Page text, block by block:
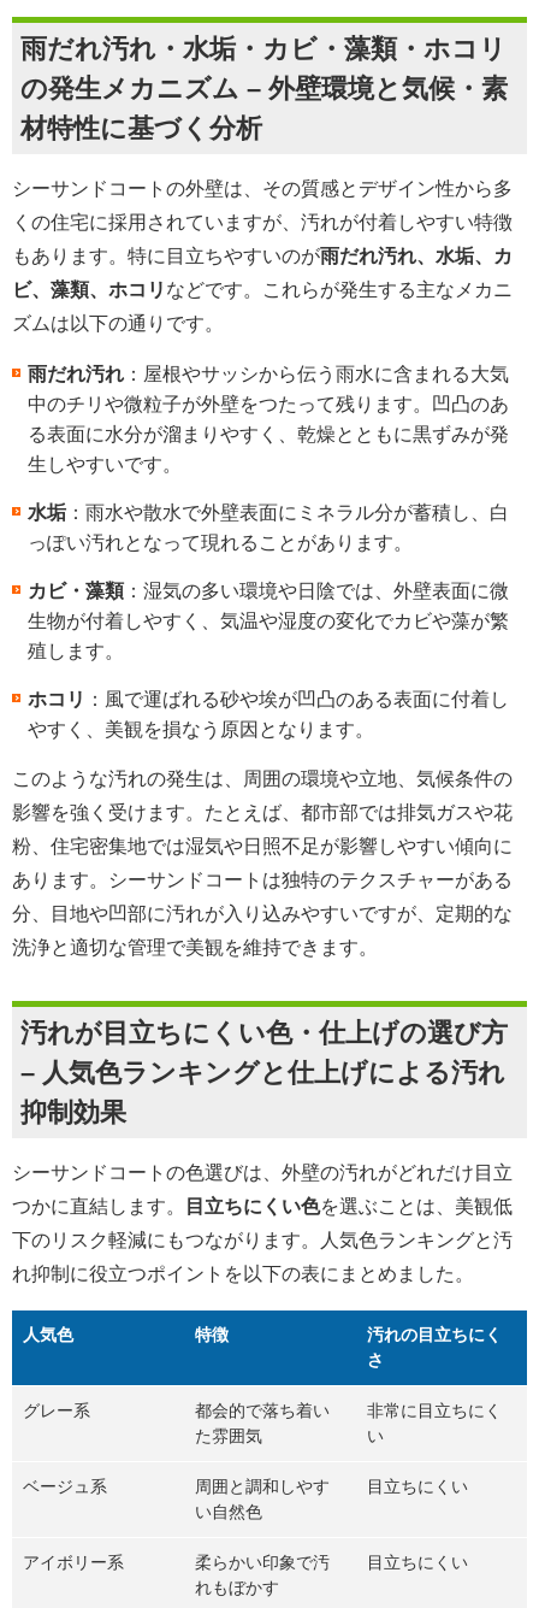
雨だれ汚れ・水垢・カビ・藻類・ホコリ
の発生メカニズム – 外壁環境と気候・素
材特性に基づく分析
シーサンドコートの外壁は、その質感とデザイン性から多
くの住宅に採用されていますが、汚れが付着しやすい特徴
もあります。特に目立ちやすいのが雨だれ汚れ、水垢、カ
ビ、藻類、ホコリ などです。これらが発生する主なメカニ
ズムは以下の通りです。
雨だれ汚れ ：屋根やサッシから伝う雨水に含まれる大気
中のチリや微粒子が外壁をつたって残ります。凹凸のあ
る表面に水分が溜まりやすく、乾燥とともに黒ずみが発
生しやすいです。
水垢 ：雨水や散水で外壁表面にミネラル分が蓄積し、白
っぽい汚れとなって現れることがあります。
カビ・藻類：湿気の多い環境や日陰では、外壁表面に微
生物が付着しやすく、気温や湿度の変化でカビや藻が繁
殖します。
ホコリ ：風で運ばれる砂や埃が凹凸のある表面に付着し
やすく、美観を損なう原因となります。
このような汚れの発生は、周囲の環境や立地、気候条件の
影響を強く受けます。たとえば、都市部では排気ガスや花
粉、住宅密集地では湿気や日照不足が影響しやすい傾向に
あります。シーサンドコートは独特のテクスチャーがある
分、目地や凹部に汚れが入り込みやすいですが、定期的な
洗浄と適切な管理で美観を維持できます。
汚れが目立ちにくい色・仕上げの選び方
– 人気色ランキングと仕上げによる汚れ
抑制効果
シーサンドコートの色選びは、外壁の汚れがどれだけ目立
つかに直結します。
目立ちにくい色を選ぶことは、美観低
下のリスク軽減にもつながります。人気色ランキングと汚
れ抑制に役立つポイントを以下の表にまとめました。
人気色 特徴
汚れの目立ちにく
さ
グレー系
都会的で落ち着い
た雰囲気
非常に目立ちにく
い
ベージュ系
周囲と調和しやす
い自然色
目立ちにくい
アイボリー系
柔らかい印象で汚
れもぼかす
目立ちにくい